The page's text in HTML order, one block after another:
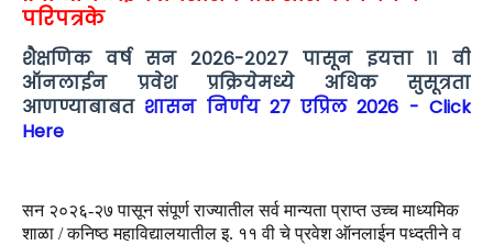
परिपत्रके
शैक्षणिक वर्ष सन २०२६-२०२७ पासून इयत्ता ११ वी
ऑनलाईन प्रवेश प्रक्रियेमध्ये अधिक सुसूत्रता
आणण्याबाबत शासन निर्णय 27 एप्रिल 2026 - Click
Here
सन २०२६-२७ पासून संपूर्ण राज्यातील सर्व मान्यता प्राप्त उच्च माध्यमिक
शाळा / कनिष्ठ महाविद्यालयातील इ. ११ वी चे प्रवेश ऑनलाईन पध्दतीने व